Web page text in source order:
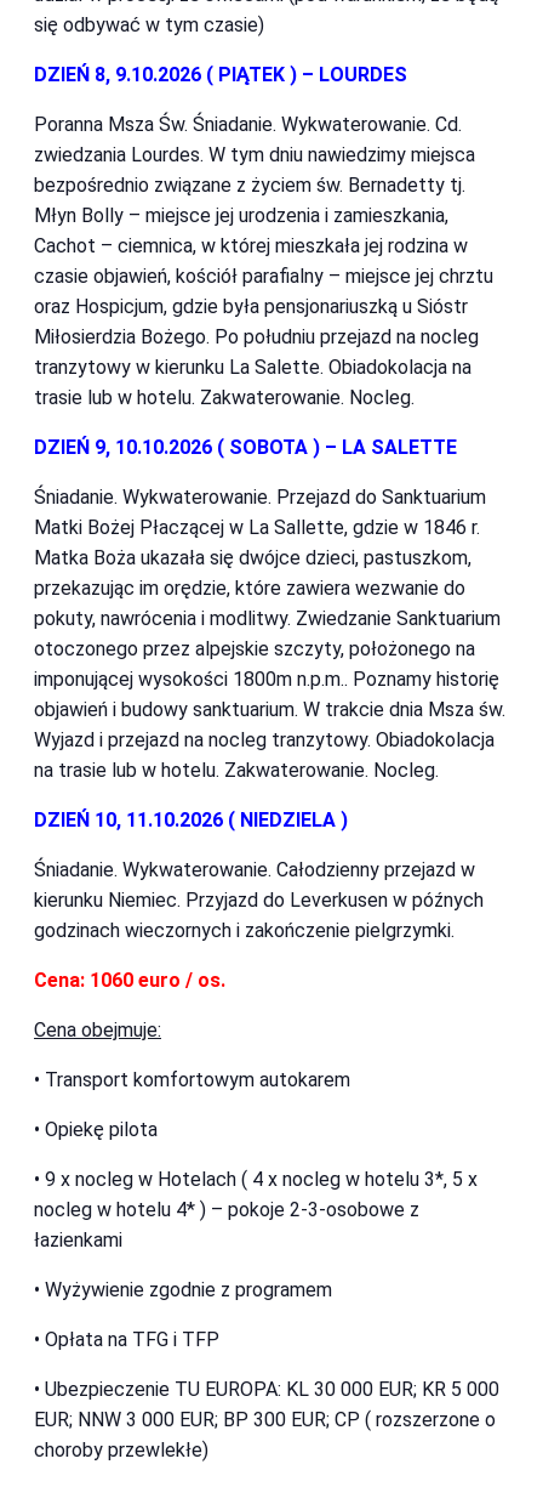
się odbywać w tym czasie)
DZIEŃ 8, 9.10.2026 ( PIĄTEK ) – LOURDES
Poranna Msza Św. Śniadanie. Wykwaterowanie. Cd.
zwiedzania Lourdes. W tym dniu nawiedzimy miejsca
bezpośrednio związane z życiem św. Bernadetty tj.
Młyn Bolly – miejsce jej urodzenia i zamieszkania,
Cachot – ciemnica, w której mieszkała jej rodzina w
czasie objawień, kościół parafialny – miejsce jej chrztu
oraz Hospicjum, gdzie była pensjonariuszką u Sióstr
Miłosierdzia Bożego. Po południu przejazd na nocleg
tranzytowy w kierunku La Salette. Obiadokolacja na
trasie lub w hotelu. Zakwaterowanie. Nocleg.
DZIEŃ 9, 10.10.2026 ( SOBOTA ) – LA SALETTE
Śniadanie. Wykwaterowanie. Przejazd do Sanktuarium
Matki Bożej Płaczącej w La Sallette, gdzie w 1846 r.
Matka Boża ukazała się dwójce dzieci, pastuszkom,
przekazując im orędzie, które zawiera wezwanie do
pokuty, nawrócenia i modlitwy. Zwiedzanie Sanktuarium
otoczonego przez alpejskie szczyty, położonego na
imponującej wysokości 1800m n.p.m.. Poznamy historię
objawień i budowy sanktuarium. W trakcie dnia Msza św.
Wyjazd i przejazd na nocleg tranzytowy. Obiadokolacja
na trasie lub w hotelu. Zakwaterowanie. Nocleg.
DZIEŃ 10, 11.10.2026 ( NIEDZIELA )
Śniadanie. Wykwaterowanie. Całodzienny przejazd w
kierunku Niemiec. Przyjazd do Leverkusen w późnych
godzinach wieczornych i zakończenie pielgrzymki.
Cena: 1060 euro / os.
Cena obejmuje:
• Transport komfortowym autokarem
• Opiekę pilota
• 9 x nocleg w Hotelach ( 4 x nocleg w hotelu 3*, 5 x
nocleg w hotelu 4* ) – pokoje 2-3-osobowe z
łazienkami
• Wyżywienie zgodnie z programem
• Opłata na TFG i TFP
• Ubezpieczenie TU EUROPA: KL 30 000 EUR; KR 5 000
EUR; NNW 3 000 EUR; BP 300 EUR; CP ( rozszerzone o
choroby przewlekłe)